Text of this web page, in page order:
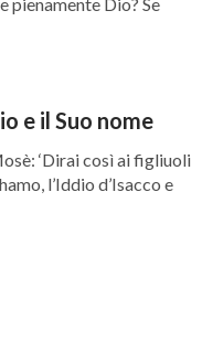
e il Suo nome
‘Dirai così ai figliuoli
l’Iddio d’Isacco e